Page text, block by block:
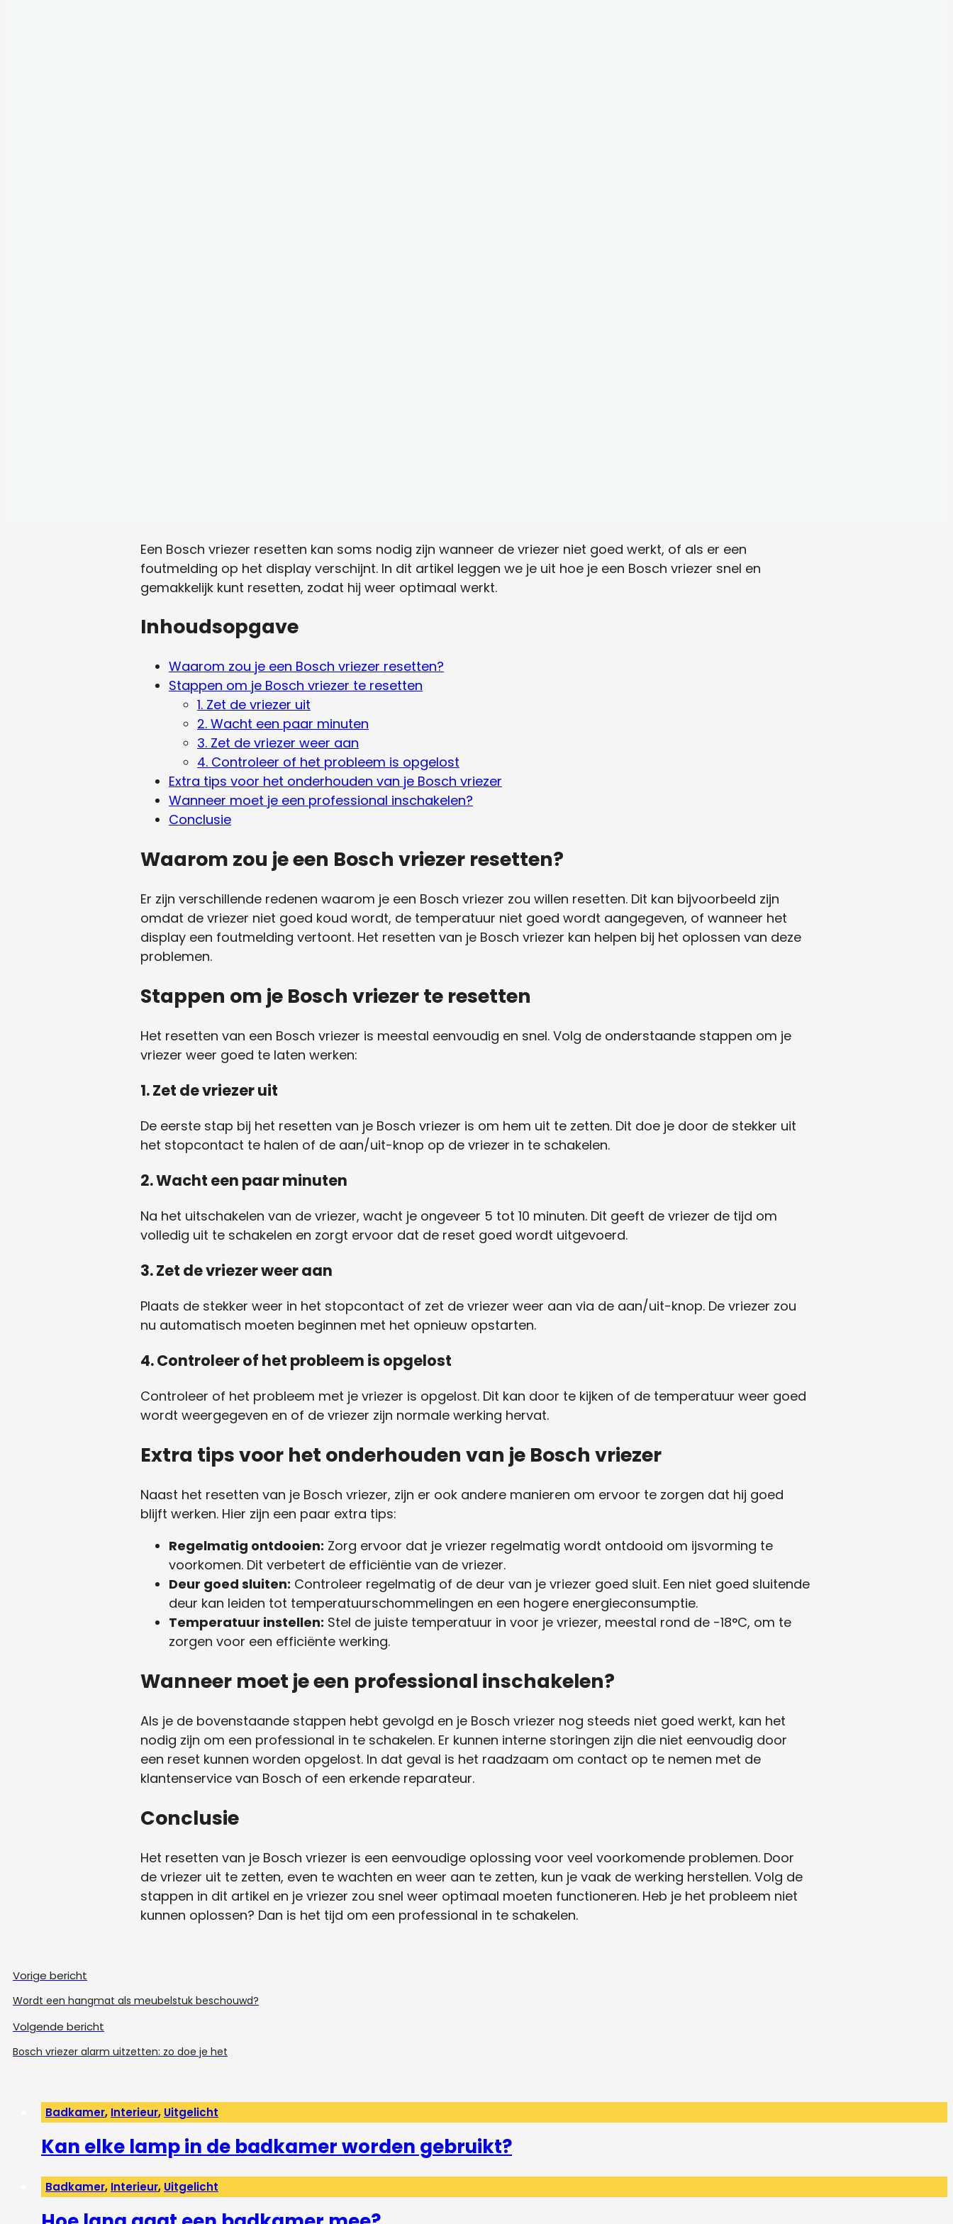
Een Bosch vriezer resetten kan soms nodig zijn wanneer de vriezer niet goed werkt, of als er een
foutmelding op het display verschijnt. In dit artikel leggen we je uit hoe je een Bosch vriezer snel en
gemakkelijk kunt resetten, zodat hij weer optimaal werkt.
Inhoudsopgave
Waarom zou je een Bosch vriezer resetten?
Stappen om je Bosch vriezer te resetten
1. Zet de vriezer uit
2. Wacht een paar minuten
3. Zet de vriezer weer aan
4. Controleer of het probleem is opgelost
Extra tips voor het onderhouden van je Bosch vriezer
Wanneer moet je een professional inschakelen?
Conclusie
Waarom zou je een Bosch vriezer resetten?
Er zijn verschillende redenen waarom je een Bosch vriezer zou willen resetten. Dit kan bijvoorbeeld zijn
omdat de vriezer niet goed koud wordt, de temperatuur niet goed wordt aangegeven, of wanneer het
display een foutmelding vertoont. Het resetten van je Bosch vriezer kan helpen bij het oplossen van deze
problemen.
Stappen om je Bosch vriezer te resetten
Het resetten van een Bosch vriezer is meestal eenvoudig en snel. Volg de onderstaande stappen om je
vriezer weer goed te laten werken:
1. Zet de vriezer uit
De eerste stap bij het resetten van je Bosch vriezer is om hem uit te zetten. Dit doe je door de stekker uit
het stopcontact te halen of de aan/uit-knop op de vriezer in te schakelen.
2. Wacht een paar minuten
Na het uitschakelen van de vriezer, wacht je ongeveer 5 tot 10 minuten. Dit geeft de vriezer de tijd om
volledig uit te schakelen en zorgt ervoor dat de reset goed wordt uitgevoerd.
3. Zet de vriezer weer aan
Plaats de stekker weer in het stopcontact of zet de vriezer weer aan via de aan/uit-knop. De vriezer zou
nu automatisch moeten beginnen met het opnieuw opstarten.
4. Controleer of het probleem is opgelost
Controleer of het probleem met je vriezer is opgelost. Dit kan door te kijken of de temperatuur weer goed
wordt weergegeven en of de vriezer zijn normale werking hervat.
Extra tips voor het onderhouden van je Bosch vriezer
Naast het resetten van je Bosch vriezer, zijn er ook andere manieren om ervoor te zorgen dat hij goed
blijft werken. Hier zijn een paar extra tips:
Regelmatig ontdooien: Zorg ervoor dat je vriezer regelmatig wordt ontdooid om ijsvorming te
voorkomen. Dit verbetert de efficiëntie van de vriezer.
Deur goed sluiten: Controleer regelmatig of de deur van je vriezer goed sluit. Een niet goed sluitende
deur kan leiden tot temperatuurschommelingen en een hogere energieconsumptie.
Temperatuur instellen: Stel de juiste temperatuur in voor je vriezer, meestal rond de -18°C, om te
zorgen voor een efficiënte werking.
Wanneer moet je een professional inschakelen?
Als je de bovenstaande stappen hebt gevolgd en je Bosch vriezer nog steeds niet goed werkt, kan het
nodig zijn om een professional in te schakelen. Er kunnen interne storingen zijn die niet eenvoudig door
een reset kunnen worden opgelost. In dat geval is het raadzaam om contact op te nemen met de
klantenservice van Bosch of een erkende reparateur.
Conclusie
Het resetten van je Bosch vriezer is een eenvoudige oplossing voor veel voorkomende problemen. Door
de vriezer uit te zetten, even te wachten en weer aan te zetten, kun je vaak de werking herstellen. Volg de
stappen in dit artikel en je vriezer zou snel weer optimaal moeten functioneren. Heb je het probleem niet
kunnen oplossen? Dan is het tijd om een professional in te schakelen.
Vorige bericht
Wordt een hangmat als meubelstuk beschouwd?
Volgende bericht
Bosch vriezer alarm uitzetten: zo doe je het
Badkamer, Interieur, Uitgelicht
Kan elke lamp in de badkamer worden gebruikt?
Badkamer, Interieur, Uitgelicht